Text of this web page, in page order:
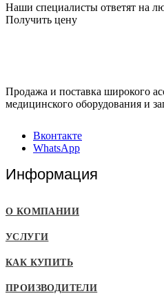
Наши специалисты ответят на
Получить цену
Продажа и поставка широкого
медицинского оборудования и
Вконтакте
WhatsApp
Информация
О КОМПАНИИ
УСЛУГИ
КАК КУПИТЬ
ПРОИЗВОДИТЕЛИ